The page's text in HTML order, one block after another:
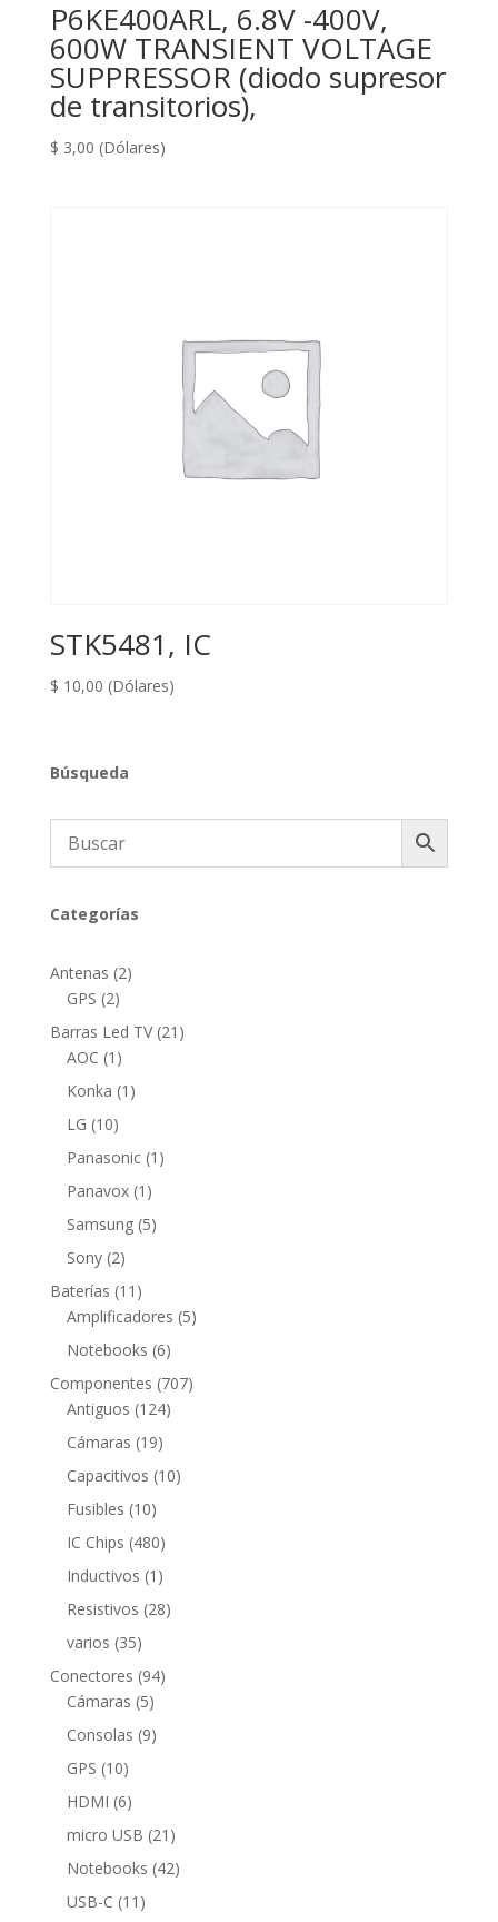
P6KE400ARL, 6.8V -400V,
600W TRANSIENT VOLTAGE
SUPPRESSOR (diodo supresor
de transitorios),
$ 3,00 (Dólares)
STK5481, IC
$ 10,00 (Dólares)
Búsqueda
Categorías
Antenas 22
GPS 22
productos
Barras Led TV 21 21
AOC 1 1
producto
Konka 1 1
LG 1010
productos
Panasonic 1 1
Panavox 1 1
producto
Samsung 55
Sony 22
productos
Baterías 11 11
productos
Amplificadores 55
Notebooks 66
productos
Componentes 707707
Antiguos 124124
Cámaras 1919
productos
Capacitivos 1010
Fusibles 1010
productos
IC Chips 480480
productos
Inductivos 1 1
producto
Resistivos 2828
varios 3535
productos
Conectores 9494
Cámaras 55
productos
Consolas 99
GPS 1010
productos
HDMI 66
productos
micro USB 21 21
productos
Notebooks 4242
USB-C 11 11